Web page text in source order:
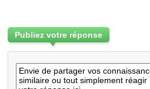
Publiez votre réponse